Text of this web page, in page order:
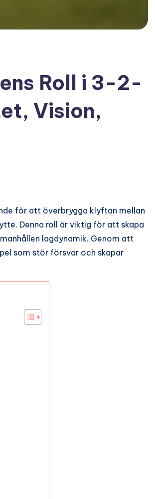
Roll i 3-2-
Vision,
för att överbrygga klyftan mellan
Denna roll är viktig för att skapa
lagdynamik. Genom att
som stör försvar och skapar